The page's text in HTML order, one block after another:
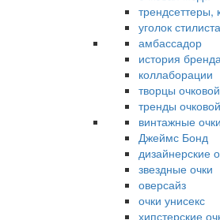
уголок стилиста
амбассадор
история
коллаборации
творцы
тренды
винтажные очки
Джеймс Бонд
дизайнерские
звездные очки
оверсайз
очки унисекс
хипстерские